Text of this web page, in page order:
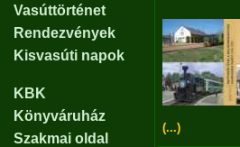
Vasúttörténet
Rendezvények
Kisvasúti napok
KBK
Könyváruház
Szakmai oldal
(...)